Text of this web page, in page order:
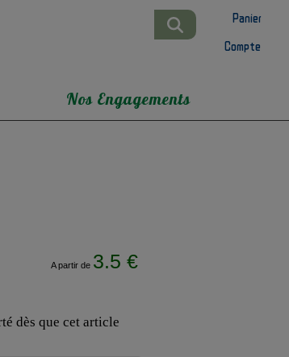
Panier
Compte
Nos Engagements
A partir de 3.5 €
dès que cet article